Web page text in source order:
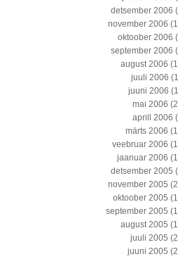
detsember 2006
november 2006
oktoober 2006
september 2006
august 2006
juuli 2006
juuni 2006
mai 2006
aprill 2006
märts 2006
veebruar 2006
jaanuar 2006
detsember 2005
november 2005
oktoober 2005
september 2005
august 2005
juuli 2005
juuni 2005